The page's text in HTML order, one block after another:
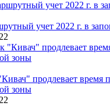
учет 2022 г. в
продлевает время
зоны